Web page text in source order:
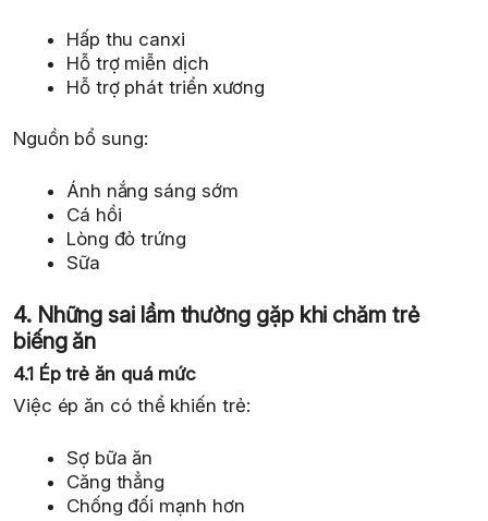
Hấp thu canxi
Hỗ trợ miễn dịch
Hỗ trợ phát triển xương
Nguồn bổ sung:
Ánh nắng sáng sớm
Cá hồi
Lòng đỏ trứng
Sữa
4. Những sai lầm thường gặp khi chăm trẻ
biếng ăn
4.1 Ép trẻ ăn quá mức
Việc ép ăn có thể khiến trẻ:
Sợ bữa ăn
Căng thẳng
Chống đối mạnh hơn